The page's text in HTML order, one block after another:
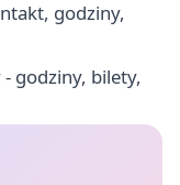
godziny,
godziny, bilety,